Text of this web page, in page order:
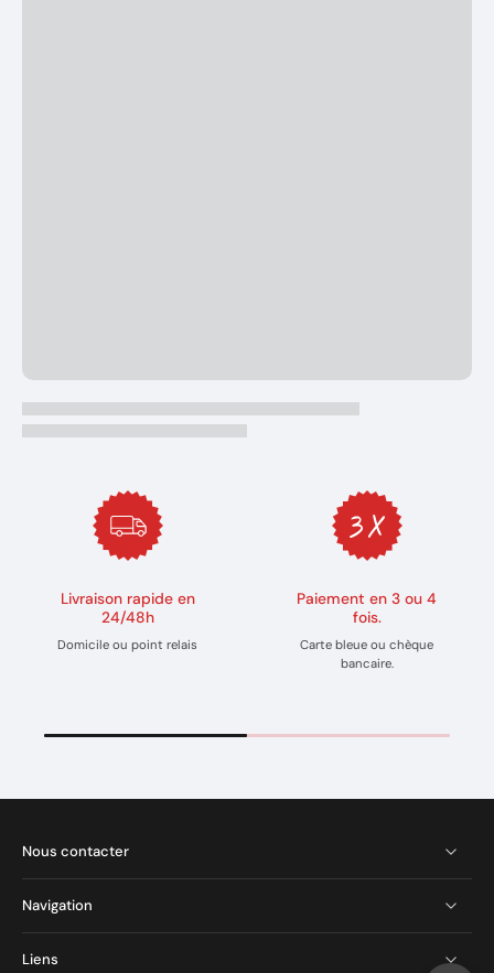
Livraison rapide en
24/48h
Domicile ou point relais
Paiement en 3 ou 4
fois.
Carte bleue ou chèque
bancaire.
Nous contacter
Navigation
Liens